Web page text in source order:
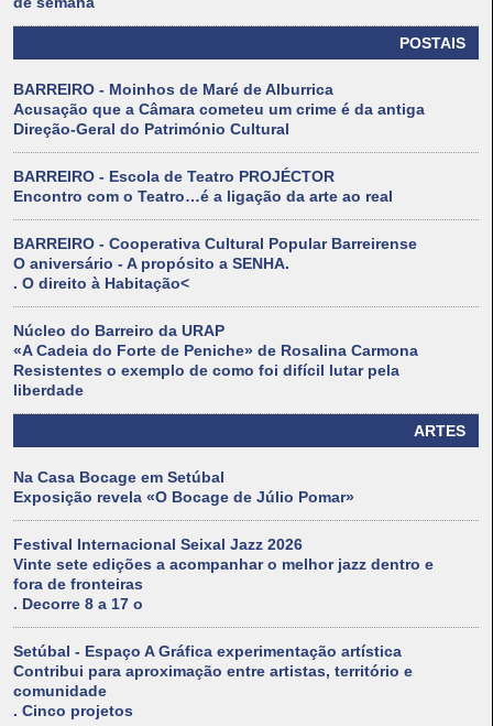
POSTAIS
BARREIRO - Moinhos de Maré de Alburrica
Acusação que a Câmara cometeu um crime é da antiga
Direção-Geral do Património Cultural
BARREIRO - Escola de Teatro PROJÉCTOR
Encontro com o Teatro…é a ligação da arte ao real
BARREIRO - Cooperativa Cultural Popular Barreirense
O aniversário - A propósito a SENHA.
. O direito à Habitação<
Núcleo do Barreiro da URAP
«A Cadeia do Forte de Peniche» de Rosalina Carmona
Resistentes o exemplo de como foi difícil lutar pela
liberdade
ARTES
Na Casa Bocage em Setúbal
Exposição revela «O Bocage de Júlio Pomar»
Festival Internacional Seixal Jazz 2026
Vinte sete edições a acompanhar o melhor jazz dentro e
fora de fronteiras
. Decorre 8 a 17 o
Setúbal - Espaço A Gráfica experimentação artística
Contribui para aproximação entre artistas, território e
comunidade
. Cinco projetos